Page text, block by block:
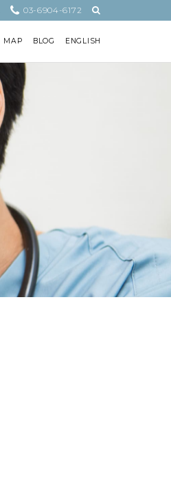
03-6904-6172
MAP BLOG ENGLISH